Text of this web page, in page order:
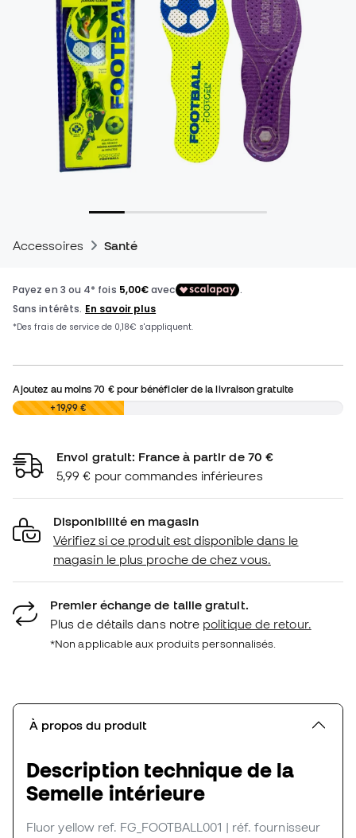
Accessoires Santé
Ajoutez au moins70 €pour bénéficier de la livraison gratuite
0,00 € +19,99 €
Envoi gratuit: France à partir de 70 €
5,99 € pour commandes inférieures
Disponibilité en magasin
Vérifiez si ce produit est disponible dans le
magasin le plus proche de chez vous.
Premier échange de taille gratuit.
Plus de détails dans notre politique de retour.
*Non applicable aux produits personnalisés.
À propos du produit
Description technique de la
Semelle intérieure
Fluor yellow ref. FG_FOOTBALL001 | réf. fournisseur